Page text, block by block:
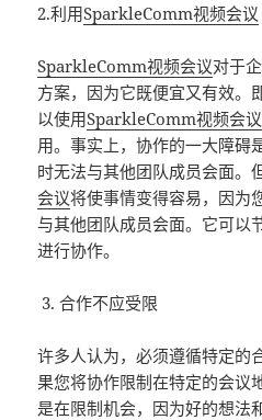
2.利用SparkleComm视频会议
SparkleComm视频会议对于
方案，因为它既便宜又有效。
以使用SparkleComm视频会议
用。事实上，协作的一大障碍
时无法与其他团队成员会面。
会议将使事情变得容易，因为
与其他团队成员会面。它可以
进行协作。
合作不应受限
许多人认为，必须遵循特定的
果您将协作限制在特定的会议
是在限制机会，因为好的想法